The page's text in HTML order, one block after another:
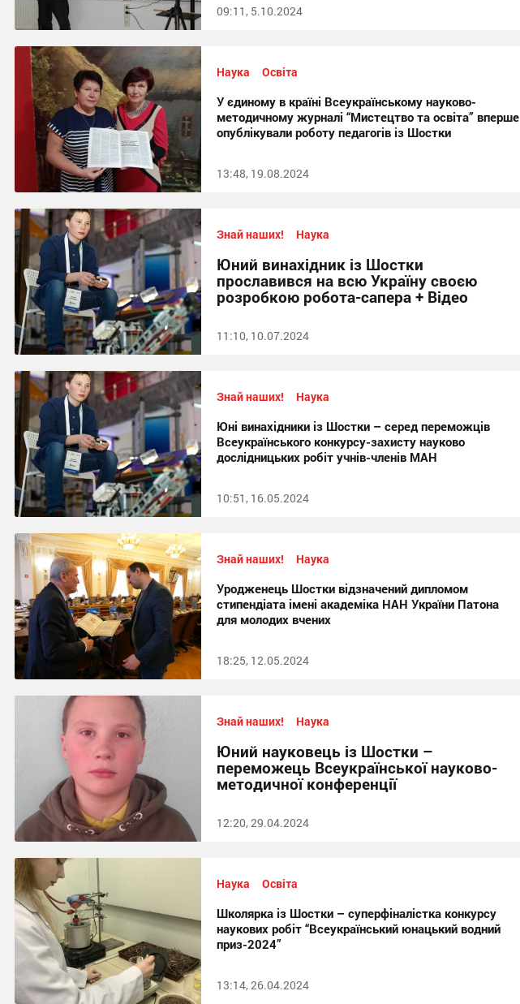
09:11, 5.10.2024
Наука Освіта
У єдиному в країні Всеукраїнському науково-
методичному журналі “Мистецтво та освіта” вперше
опублікували роботу педагогів із Шостки
13:48, 19.08.2024
Знай наших! Наука
Юний винахідник із Шостки
прославився на всю Україну своєю
розробкою робота-сапера + Відео
11:10, 10.07.2024
Знай наших! Наука
Юні винахідники із Шостки – серед переможців
Всеукраїнського конкурсу-захисту науково
дослідницьких робіт учнів-членів МАН
10:51, 16.05.2024
Знай наших! Наука
Уродженець Шостки відзначений дипломом
стипендіата імені академіка НАН України Патона
для молодих вчених
18:25, 12.05.2024
Знай наших! Наука
Юний науковець із Шостки –
переможець Всеукраїнської науково-
методичної конференції
12:20, 29.04.2024
Наука Освіта
Школярка із Шостки – суперфіналістка конкурсу
наукових робіт “Всеукраїнський юнацький водний
приз-2024”
13:14, 26.04.2024